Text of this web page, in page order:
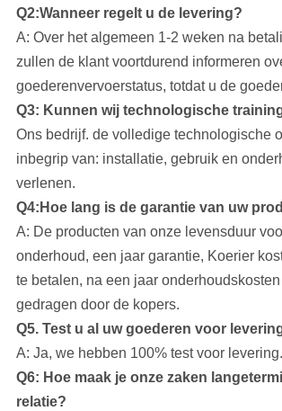
Q2:Wanneer regelt u de levering?
A: Over het algemeen 1-2 weken na
zullen de klant voortdurend informeren
goederenvervoerstatus, totdat u de
Q3: Kunnen wij technologische
Ons bedrijf. de volledige technologische
inbegrip van: installatie, gebruik en
verlenen.
Q4:Hoe lang is de garantie van uw
A: De producten van onze levensduur
onderhoud, een jaar garantie, Koerier
te betalen, na een jaar
gedragen door de kopers.
Q5. Test u al uw goederen voor
A: Ja, we hebben 100% test voor levering.
Q6: Hoe maak je onze zaken
relatie?